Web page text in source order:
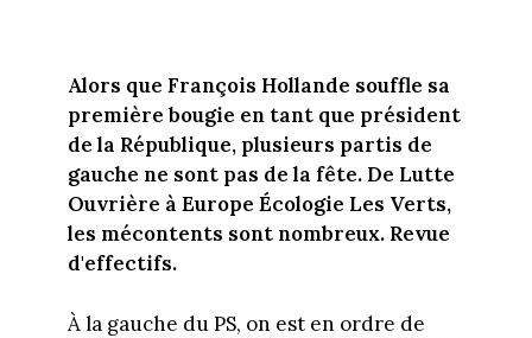
Alors que François Hollande souffle sa
première bougie en tant que président
de la République, plusieurs partis de
gauche ne sont pas de la fête. De Lutte
Ouvrière à Europe Écologie Les Verts,
les mécontents sont nombreux. Revue
d'effectifs.
À la gauche du PS, on est en ordre de